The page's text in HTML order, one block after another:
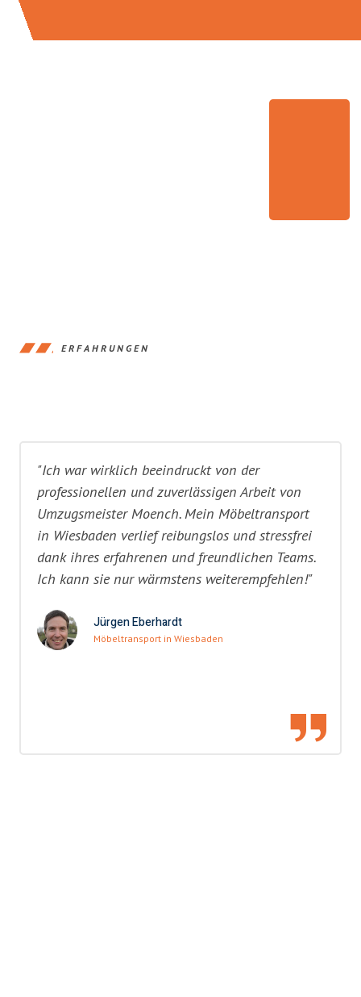
ERFAHRUNGEN
"Ich war wirklich beeindruckt von der
professionellen und zuverlässigen Arbeit von
Umzugsmeister Moench. Mein Möbeltransport
in Wiesbaden verlief reibungslos und stressfrei
dank ihres erfahrenen und freundlichen Teams.
Ich kann sie nur wärmstens weiterempfehlen!"
Jürgen Eberhardt
Möbeltransport in Wiesbaden